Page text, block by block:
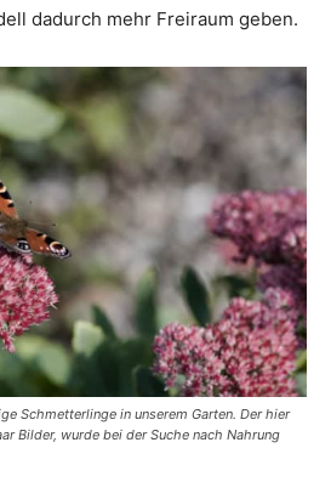
dadurch mehr Freiraum geben.
Schmetterlinge in unserem Garten. Der hier
Bilder, wurde bei der Suche nach Nahrung